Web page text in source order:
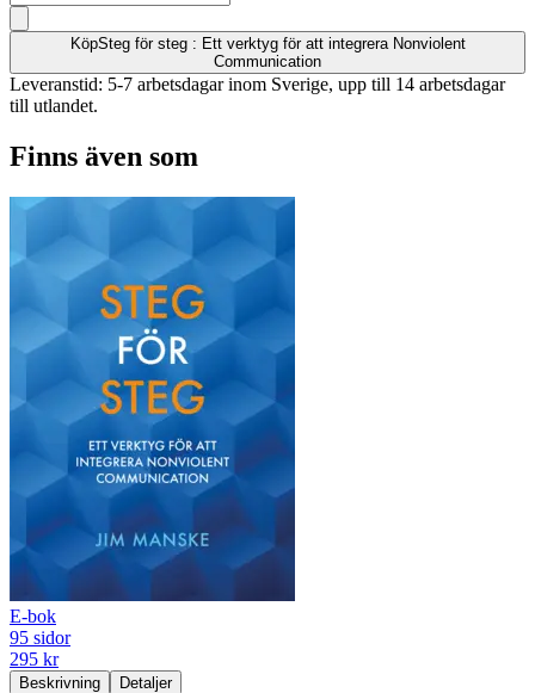
KöpSteg för steg : Ett verktyg för att integrera Nonviolent
Communication
Leveranstid: 5-7 arbetsdagar inom Sverige, upp till 14 arbetsdagar
till utlandet.
Finns även som
E-bok
95 sidor
295 kr
Beskrivning Detaljer